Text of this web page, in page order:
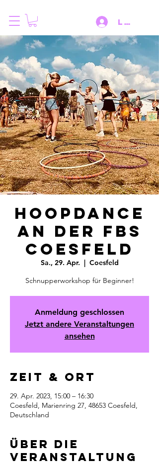
Log IN
Hoopdance
an der FBS
Coesfeld
Sa., 29. Apr.
  |
Coesfeld
Schnupperworkshop für Beginner!
Anmeldung geschlossen
Jetzt andere Veranstaltungen
ansehen
Zeit & Ort
29. Apr. 2023, 15:00 – 16:30
Coesfeld, Marienring 27, 48653 Coesfeld,
Deutschland
Über die
Veranstaltung